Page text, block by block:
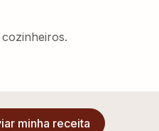
minha receita